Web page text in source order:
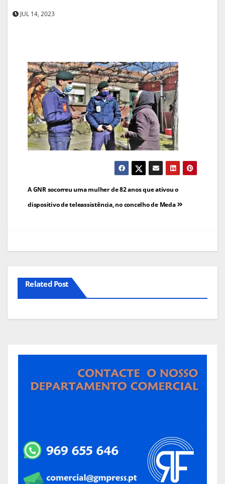
JUL 14, 2023
Navegação
de
A GNR socorreu uma mulher de 82 anos que ativou o
dispositivo de teleassistência, no concelho de Meda
Related Post